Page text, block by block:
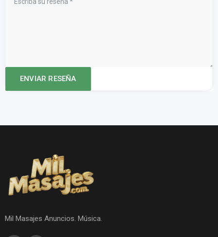
Mil Masajes Anuncios. Música.